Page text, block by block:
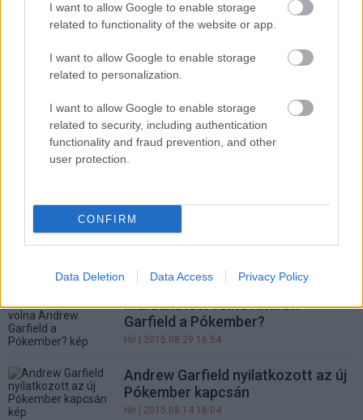
I want to allow Google to enable storage
related to functionality of the website or app.
I want to allow Google to enable storage
related to personalization.
I want to allow Google to enable storage
related to security, including authentication
functionality and fraud prevention, and other
user protection.
CONFIRM
Data Deletion Data Access Privacy Policy
Hír| 2016.11.21 20:25
Csodálatos Pókember nagy
rejtélyét
A fegyvertelen katona immáron
feliratos előzetesen menti az
életeket
Hacksaw Ridge - előzetesen Mel
Gibson háborús rendezése
(Frissítve)
| 2016.08.03 17:29
Maradhatott volna Andrew
Garfield a Pókember?
Hír | 2015.08.29 16:54
Andrew Garfield nyilatkozott az új
Pókember kapcsán
Hír | 2015.08.14 18:04